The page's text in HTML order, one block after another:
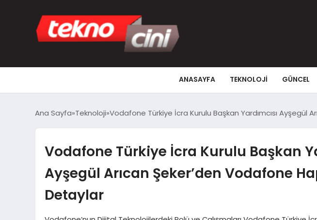
ANASAYFA TEKNOLOJI GÜNCEL
Ana Sayfa Teknoloji Vodafone Türkiye İcra Kurulu Başkan Yardımcısı Ayşegül
Vodafone Türkiye İcra Kurulu Başkan
Ayşegül Arıcan Şeker’den Vodafone
Detaylar